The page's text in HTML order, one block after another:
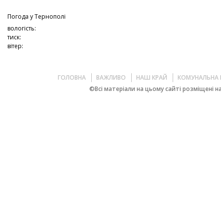
Погода уТернополі
вологість:
тиск:
вітер:
ГОЛОВНА ВАЖЛИВО НАШ КРАЙ
КОМУНАЛЬНА
©Всі матеріали на цьому сайті розміщені